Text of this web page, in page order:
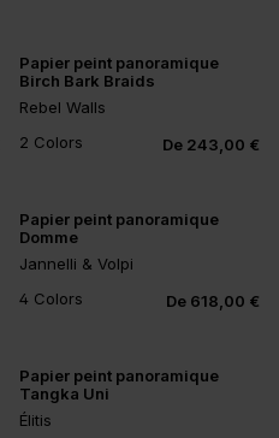
Papier peint panoramique
Birch Bark Braids
Rebel Walls
2 Colors
De 243,00 €
Papier peint panoramique
Domme
Jannelli & Volpi
4 Colors
De 618,00 €
Papier peint panoramique
Tangka Uni
Élitis